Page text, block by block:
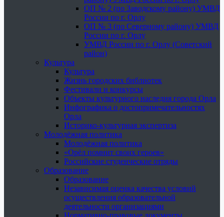
ОП № 2 (по Заводскому району) УМВД
России по г. Орлу
ОП № 3 (по Северному району) УМВД
России по г. Орлу
УМВД России по г. Орлу (Советский
район)
Культура
Культура
Жизнь городских библиотек
Фестивали и конкурсы
Объекты культурного наследия города Орла
Инфографика о достопримечательностях
Орла
Историко-культурная экспертиза
Молодёжная политика
Молодёжная политика
«Орёл помнит своих героев»
Российские студенческие отряды
Образование
Образование
Независимая оценка качества условий
осуществления образовательной
деятельности организациями
Нормативно-правовые документы